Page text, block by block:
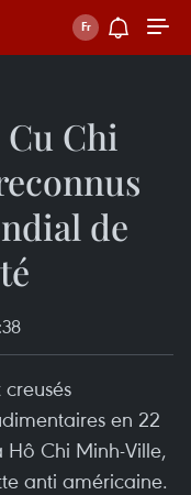
Chi
de
en 22
Chi Minh-Ville,
anti américaine.